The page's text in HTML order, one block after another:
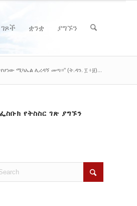
ቋንቋ ያግኙን
ሚካኤል ሊረዳኝ መጣ።’’ (ት.ዳን. ፲ ፥፱)...
የትስስር ገጽ ያግኙን